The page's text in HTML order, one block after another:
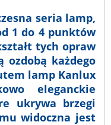
seria lamp,
1 do 4 punktów
tych opraw
każdego
lamp Kanlux
eleganckie
ukrywa brzegi
widoczna jest